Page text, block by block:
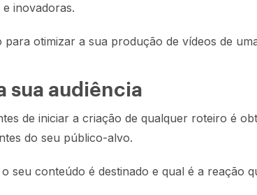
e inovadoras.
para otimizar a sua produção de vídeos de
sua audiência
de iniciar a criação de qualquer roteiro é
do seu público-alvo.
seu conteúdo é destinado e qual é a reação